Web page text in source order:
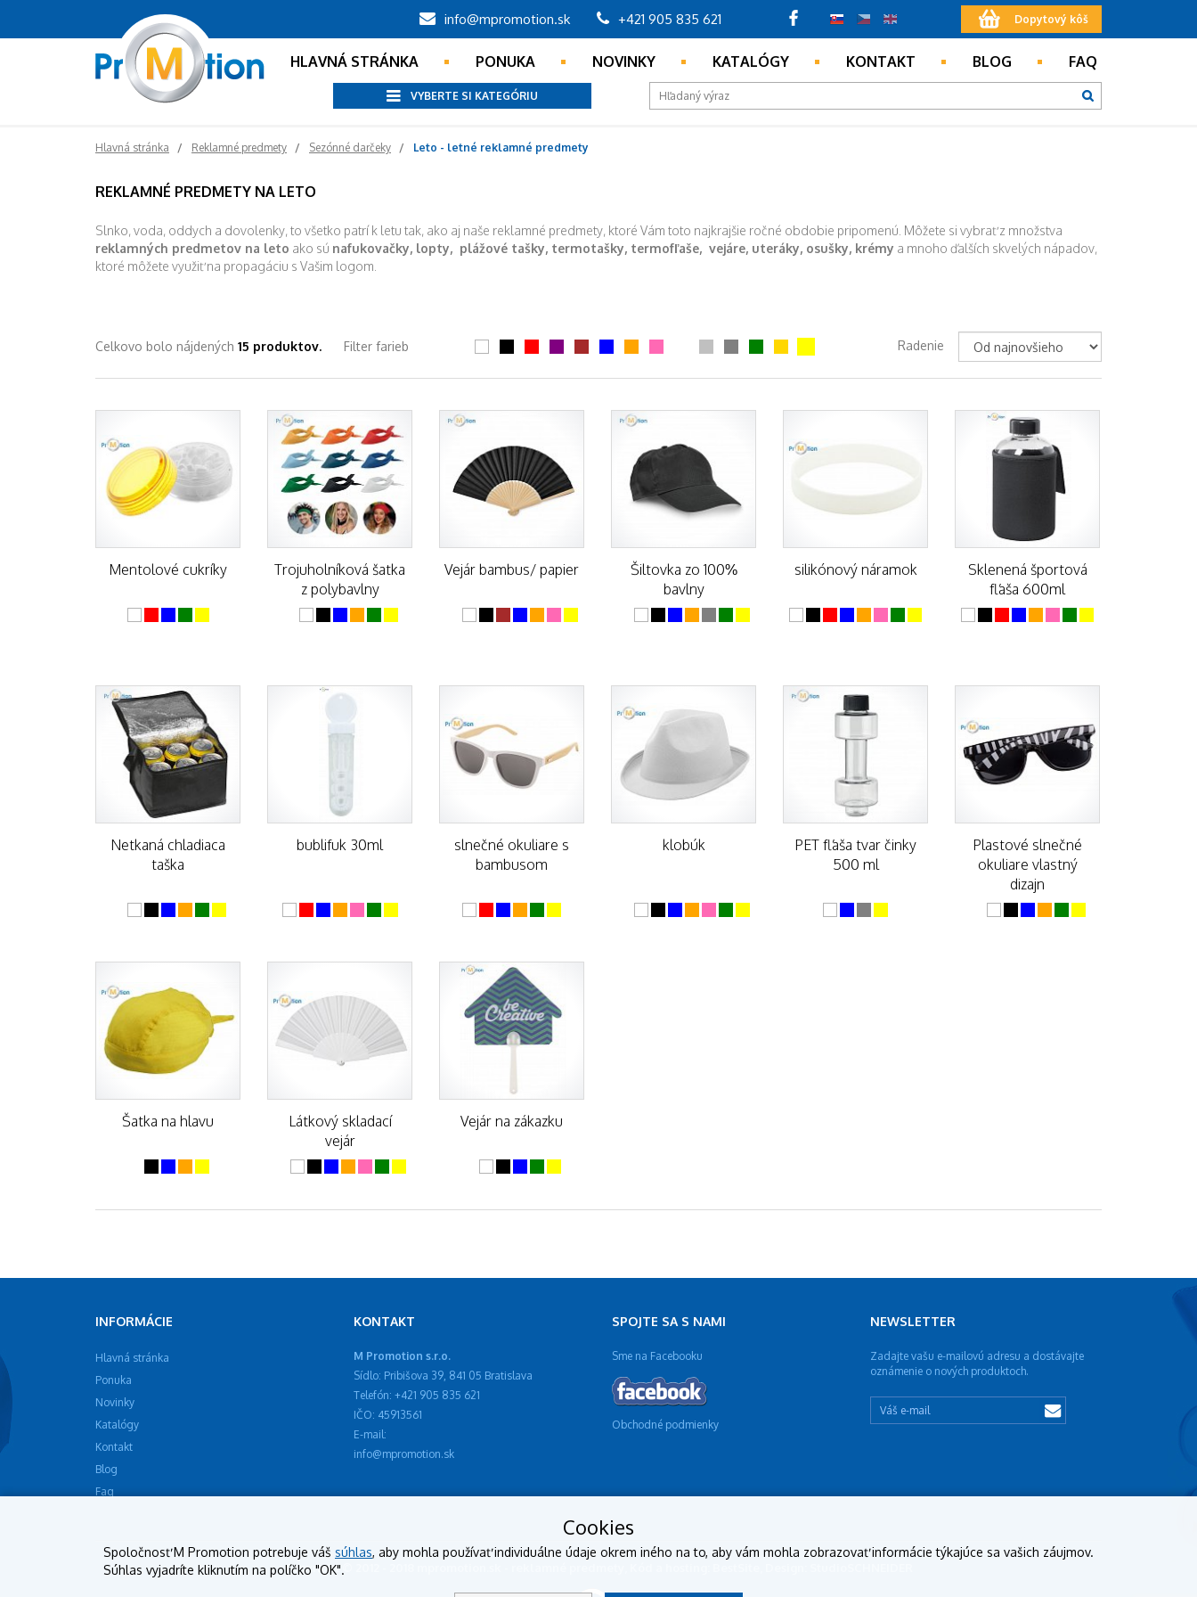
Dopytový kôš
info@mpromotion.sk +421 905 835 621
HLAVNÁ STRÁNKA PONUKA NOVINKY KATALÓGY KONTAKT BLOG FAQ
VYBERTE SI KATEGÓRIU
Hlavná stránka Reklamné predmety Sezónné darčeky Leto - letné reklamné predmety
REKLAMNÉ PREDMETY NA LETO
Slnko, voda, oddych a dovolenky, to všetko patrí k letu tak, ako aj naše reklamné predmety, ktoré Vám toto najkrajšie ročné obdobie pripomenú. Môžete si vybrať z množstva
reklamných predmetov na leto ako sú nafukovačky, lopty, plážové tašky, termotašky, termofľaše, vejáre, uteráky, osušky, krémy a mnoho ďalších skvelých nápadov,
ktoré môžete využiť na propagáciu s Vašim logom.
Celkovo bolo nájdených 15 produktov. Filter farieb Radenie
Mentolové cukríky
Trojuholníková šatka
z polybavlny
Vejár bambus/ papier
Šiltovka zo 100%
bavlny
silikónový náramok
Sklenená športová
fľaša 600ml
Netkaná chladiaca
taška
bublifuk 30ml
slnečné okuliare s
bambusom
klobúk
PET fľaša tvar činky
500 ml
Plastové slnečné
okuliare vlastný
dizajn
Šatka na hlavu
Látkový skladací
vejár
Vejár na zákazku
INFORMÁCIE
Hlavná stránka
Ponuka
Novinky
Katalógy
Kontakt
Blog
Faq
KONTAKT
M Promotion s.r.o.
Sídlo: Pribišova 39, 841 05 Bratislava
Telefón: +421 905 835 621
IČO: 45913561
E-mail:
info@mpromotion.sk
SPOJTE SA S NAMI
Sme na Facebooku
Obchodné podmienky
NEWSLETTER
Zadajte vašu e-mailovú adresu a dostávajte
oznámenie o nových produktoch.
Copyright © 2012 - 2018 mpromotion.sk - reklamné predmety, Kód a hosting: BestSite, Design: StudioSCHNEIDER
Cookies
Spoločnosť M Promotion potrebuje váš súhlas, aby mohla používať individuálne údaje okrem iného na to, aby vám mohla zobrazovať informácie týkajúce sa vašich záujmov.
Súhlas vyjadríte kliknutím na políčko "OK".